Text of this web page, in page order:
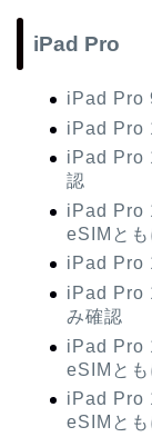
iPad Pro
iPad Pro
iPad Pro
iPad Pro
認
iPad Pro
eSIMと
iPad Pro
iPad Pro
み確認
iPad Pro
eSIMと
iPad Pro
eSIMと